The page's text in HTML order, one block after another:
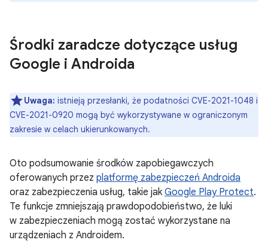
Środki zaradcze dotyczące usług
Google i Androida
Uwaga: istnieją przesłanki, że podatności CVE-2021-1048 i
CVE-2021-0920 mogą być wykorzystywane w ograniczonym
zakresie w celach ukierunkowanych.
Oto podsumowanie środków zapobiegawczych
oferowanych przez platformę zabezpieczeń Androida
oraz zabezpieczenia usług, takie jak Google Play Protect.
Te funkcje zmniejszają prawdopodobieństwo, że luki
w zabezpieczeniach mogą zostać wykorzystane na
urządzeniach z Androidem.